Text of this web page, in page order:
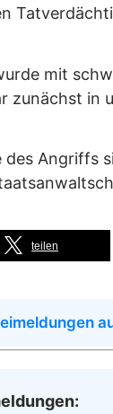
mit
zunächst in
des Angriffs
teilen